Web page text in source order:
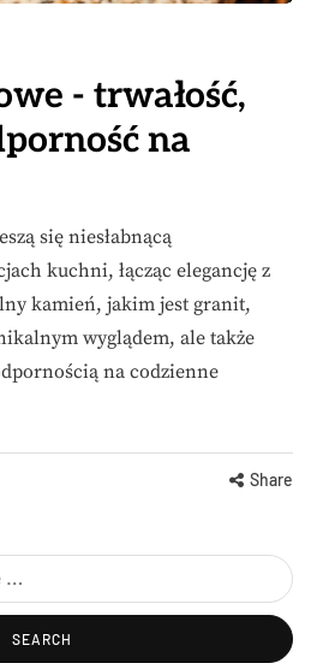
- trwałość,
na
się niesłabnącą
kuchni, łącząc elegancję z
kamień, jakim jest granit,
wyglądem, ale także
na codzienne
Share